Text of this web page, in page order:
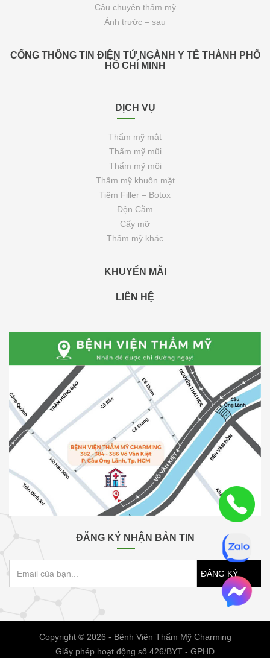
Câu chuyện thẩm mỹ
Ảnh trước – sau
CỔNG THÔNG TIN ĐIỆN TỬ NGÀNH Y TẾ THÀNH PHỐ
HỒ CHÍ MINH
DỊCH VỤ
Thẩm mỹ mắt
Thẩm mỹ mũi
Thẩm mỹ môi
Thẩm mỹ khuôn mặt
Tiêm Filler – Botox
Độn Cằm
Cấy mỡ
Thẩm mỹ khác
KHUYẾN MÃI
LIÊN HỆ
ĐĂNG KÝ NHẬN BẢN TIN
ĐĂNG KÝ
Copyright © 2026 - Bệnh Viện Thẩm Mỹ Charming
Giấy phép hoạt động số 426/BYT - GPHĐ